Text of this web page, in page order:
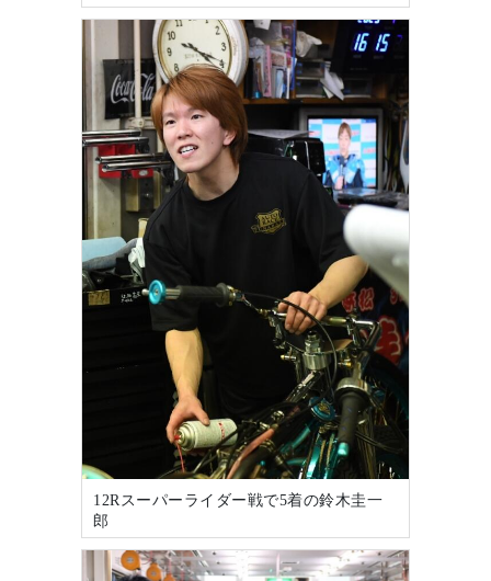
12Rスーパーライダー戦で5着の鈴木圭一
郎